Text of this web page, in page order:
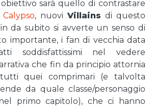
sarà quello di contrastare
, nuovi Villains di questo
da subito si avverte un senso di
importante, i fan di vecchia data
soddisfattissimi nel vedere
che fin da principio attornia
quei comprimari (e talvolta
da quale classe/personaggio
primo capitolo), che ci hanno